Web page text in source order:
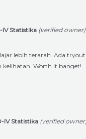
IV Statistika (verified owner)
lebih terarah. Ada
kelihatan. Worth it banget!
IV Statistika (verified